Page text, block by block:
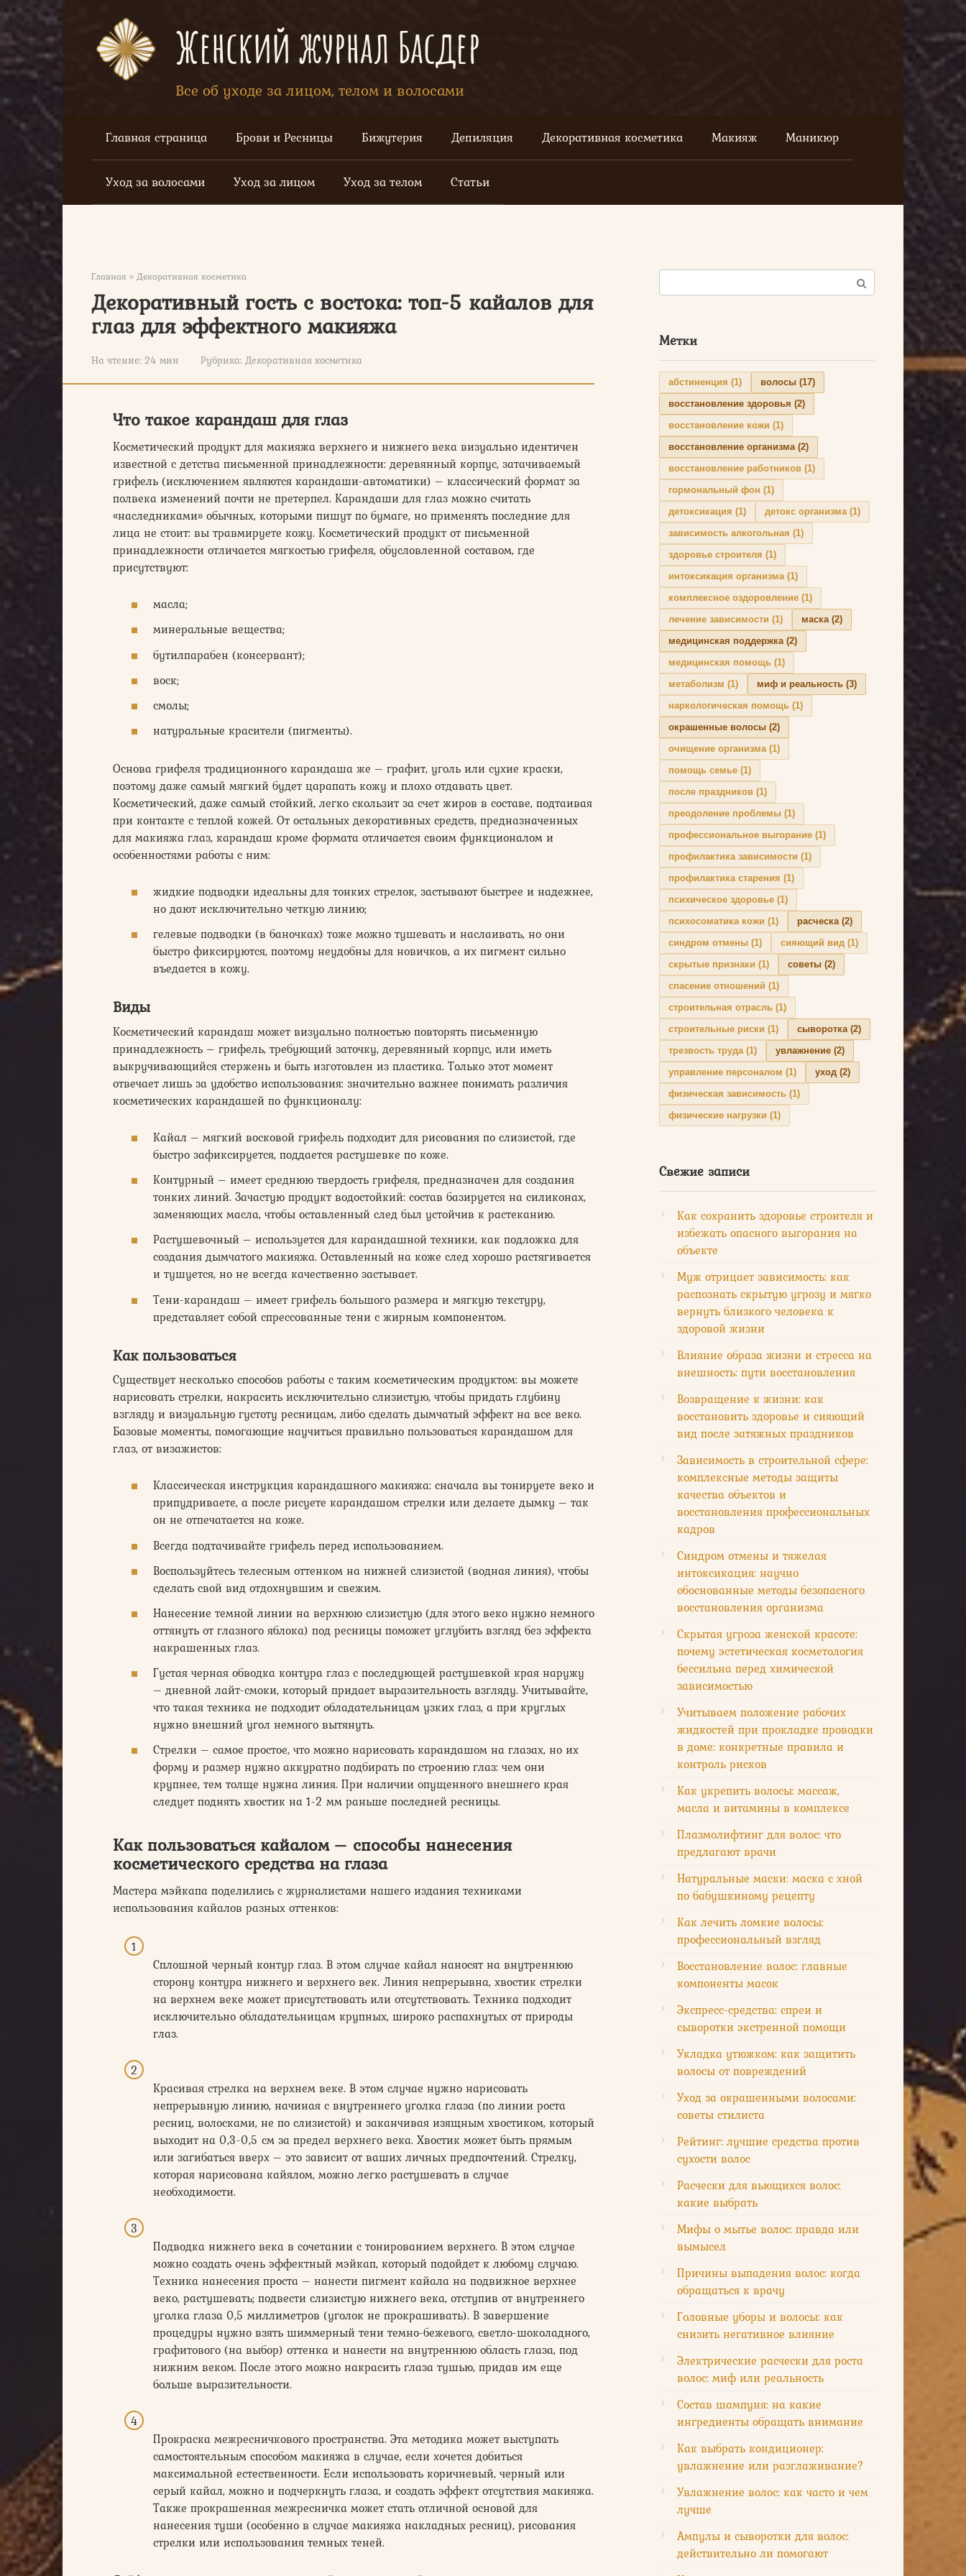
Перейти
к
контенту
Женский журнал Басдер
Все об уходе за лицом, телом и волосами
Главная страница Брови и Ресницы Бижутерия Депиляция Декоративная косметика Макияж Маникюр
Уход за волосами Уход за лицом Уход за телом Статьи
Главная » Декоративная косметика
Декоративный гость с востока: топ-5 кайалов для
глаз для эффектного макияжа
На чтение: 24 мин Рубрика: Декоративная косметика
Что такое карандаш для глаз
Косметический продукт для макияжа верхнего и нижнего века визуально идентичен
известной с детства письменной принадлежности: деревянный корпус, затачиваемый
грифель (исключением являются карандаши-автоматики) – классический формат за
полвека изменений почти не претерпел. Карандаши для глаз можно считать
«наследниками» обычных, которыми пишут по бумаге, но применять последние для
лица не стоит: вы травмируете кожу. Косметический продукт от письменной
принадлежности отличается мягкостью грифеля, обусловленной составом, где
присутствуют:
масла;
минеральные вещества;
бутилпарабен (консервант);
воск;
смолы;
натуральные красители (пигменты).
Основа грифеля традиционного карандаша же – графит, уголь или сухие краски,
поэтому даже самый мягкий будет царапать кожу и плохо отдавать цвет.
Косметический, даже самый стойкий, легко скользит за счет жиров в составе, подтаивая
при контакте с теплой кожей. От остальных декоративных средств, предназначенных
для макияжа глаз, карандаш кроме формата отличается своим функционалом и
особенностями работы с ним:
жидкие подводки идеальны для тонких стрелок, застывают быстрее и надежнее,
но дают исключительно четкую линию;
гелевые подводки (в баночках) тоже можно тушевать и наслаивать, но они
быстро фиксируются, поэтому неудобны для новичков, а их пигмент сильно
въедается в кожу.
Виды
Косметический карандаш может визуально полностью повторять письменную
принадлежность – грифель, требующий заточку, деревянный корпус, или иметь
выкручивающийся стержень и быть изготовлен из пластика. Только этот момент
отвечает лишь за удобство использования: значительно важнее понимать различия
косметических карандашей по функционалу:
Кайал – мягкий восковой грифель подходит для рисования по слизистой, где
быстро зафиксируется, поддается растушевке по коже.
Контурный – имеет среднюю твердость грифеля, предназначен для создания
тонких линий. Зачастую продукт водостойкий: состав базируется на силиконах,
заменяющих масла, чтобы оставленный след был устойчив к растеканию.
Растушевочный – используется для карандашной техники, как подложка для
создания дымчатого макияжа. Оставленный на коже след хорошо растягивается
и тушуется, но не всегда качественно застывает.
Тени-карандаш – имеет грифель большого размера и мягкую текстуру,
представляет собой спрессованные тени с жирным компонентом.
Как пользоваться
Существует несколько способов работы с таким косметическим продуктом: вы можете
нарисовать стрелки, накрасить исключительно слизистую, чтобы придать глубину
взгляду и визуальную густоту ресницам, либо сделать дымчатый эффект на все веко.
Базовые моменты, помогающие научиться правильно пользоваться карандашом для
глаз, от визажистов:
Классическая инструкция карандашного макияжа: сначала вы тонируете веко и
припудриваете, а после рисуете карандашом стрелки или делаете дымку – так
он не отпечатается на коже.
Всегда подтачивайте грифель перед использованием.
Воспользуйтесь телесным оттенком на нижней слизистой (водная линия), чтобы
сделать свой вид отдохнувшим и свежим.
Нанесение темной линии на верхнюю слизистую (для этого веко нужно немного
оттянуть от глазного яблока) под ресницы поможет углубить взгляд без эффекта
накрашенных глаз.
Густая черная обводка контура глаз с последующей растушевкой края наружу
– дневной лайт-смоки, который придает выразительность взгляду. Учитывайте,
что такая техника не подходит обладательницам узких глаз, а при круглых
нужно внешний угол немного вытянуть.
Стрелки – самое простое, что можно нарисовать карандашом на глазах, но их
форму и размер нужно аккуратно подбирать по строению глаз: чем они
крупнее, тем толще нужна линия. При наличии опущенного внешнего края
следует поднять хвостик на 1-2 мм раньше последней ресницы.
Как пользоваться кайалом – способы нанесения
косметического средства на глаза
Мастера мэйкапа поделились с журналистами нашего издания техниками
использования кайалов разных оттенков:
Сплошной черный контур глаз. В этом случае кайал наносят на внутреннюю
сторону контура нижнего и верхнего век. Линия непрерывна, хвостик стрелки
на верхнем веке может присутствовать или отсутствовать. Техника подходит
исключительно обладательницам крупных, широко распахнутых от природы
глаз.
Красивая стрелка на верхнем веке. В этом случае нужно нарисовать
непрерывную линию, начиная с внутреннего уголка глаза (по линии роста
ресниц, волосками, не по слизистой) и заканчивая изящным хвостиком, который
выходит на 0,3-0,5 см за предел верхнего века. Хвостик может быть прямым
или загибаться вверх – это зависит от ваших личных предпочтений. Стрелку,
которая нарисована кайялом, можно легко растушевать в случае
необходимости.
Подводка нижнего века в сочетании с тонированием верхнего. В этом случае
можно создать очень эффектный мэйкап, который подойдет к любому случаю.
Техника нанесения проста – нанести пигмент кайала на подвижное верхнее
веко, растушевать; подвести слизистую нижнего века, отступив от внутреннего
уголка глаза 0,5 миллиметров (уголок не прокрашивать). В завершение
процедуры нужно взять шиммерный тени темно-бежевого, светло-шоколадного,
графитового (на выбор) оттенка и нанести на внутреннюю область глаза, под
нижним веком. После этого можно накрасить глаза тушью, придав им еще
больше выразительности.
Прокраска межресничкового пространства. Эта методика может выступать
самостоятельным способом макияжа в случае, если хочется добиться
максимальной естественности. Если использовать коричневый, черный или
серый кайал, можно и подчеркнуть глаза, и создать эффект отсутствия макияжа.
Также прокрашенная межресничка может стать отличной основой для
нанесения туши (особенно в случае макияжа накладных ресниц), рисования
стрелки или использования темных теней.
Поиск:
Метки
абстиненция (1) волосы (17)
восстановление здоровья (2)
восстановление кожи (1)
восстановление организма(2)
восстановление работников (1)
гормональный фон (1)
детоксикация (1) детокс организма(1)
зависимость алкогольная (1)
здоровье строителя (1)
интоксикация организма(1)
комплексное оздоровление (1)
лечение зависимости (1) маска(2)
медицинская поддержка(2)
медицинская помощь (1)
метаболизм (1) миф и реальность (3)
наркологическая помощь (1)
окрашенные волосы (2)
очищение организма(1)
помощь семье (1)
после праздников (1)
преодоление проблемы (1)
профессиональное выгорание (1)
профилактика зависимости (1)
профилактика старения (1)
психическое здоровье (1)
психосоматика кожи (1) расческа(2)
синдром отмены (1) сияющий вид (1)
скрытые признаки (1) советы (2)
спасение отношений (1)
строительная отрасль (1)
строительные риски (1) сыворотка(2)
трезвость труда(1) увлажнение (2)
управление персоналом (1) уход (2)
физическая зависимость (1)
физические нагрузки (1)
Свежие записи
Как сохранить здоровье строителя и
избежать опасного выгорания на
объекте
Муж отрицает зависимость: как
распознать скрытую угрозу и мягко
вернуть близкого человека к
здоровой жизни
Влияние образа жизни и стресса на
внешность: пути восстановления
Возвращение к жизни: как
восстановить здоровье и сияющий
вид после затяжных праздников
Зависимость в строительной сфере:
комплексные методы защиты
качества объектов и
восстановления профессиональных
кадров
Синдром отмены и тяжелая
интоксикация: научно
обоснованные методы безопасного
восстановления организма
Скрытая угроза женской красоте:
почему эстетическая косметология
бессильна перед химической
зависимостью
Учитываем положение рабочих
жидкостей при прокладке проводки
в доме: конкретные правила и
контроль рисков
Как укрепить волосы: массаж,
масла и витамины в комплексе
Плазмолифтинг для волос: что
предлагают врачи
Натуральные маски: маска с хной
по бабушкиному рецепту
Как лечить ломкие волосы:
профессиональный взгляд
Восстановление волос: главные
компоненты масок
Экспресс-средства: спреи и
сыворотки экстренной помощи
Укладка утюжком: как защитить
волосы от повреждений
Уход за окрашенными волосами:
советы стилиста
Рейтинг: лучшие средства против
сухости волос
Расчески для вьющихся волос:
какие выбрать
Мифы о мытье волос: правда или
вымысел
Причины выпадения волос: когда
обращаться к врачу
Головные уборы и волосы: как
снизить негативное влияние
Электрические расчески для роста
волос: миф или реальность
Состав шампуня: на какие
ингредиенты обращать внимание
Как выбрать кондиционер:
увлажнение или разглаживание?
Увлажнение волос: как часто и чем
лучше
Ампулы и сыворотки для волос:
действительно ли помогают